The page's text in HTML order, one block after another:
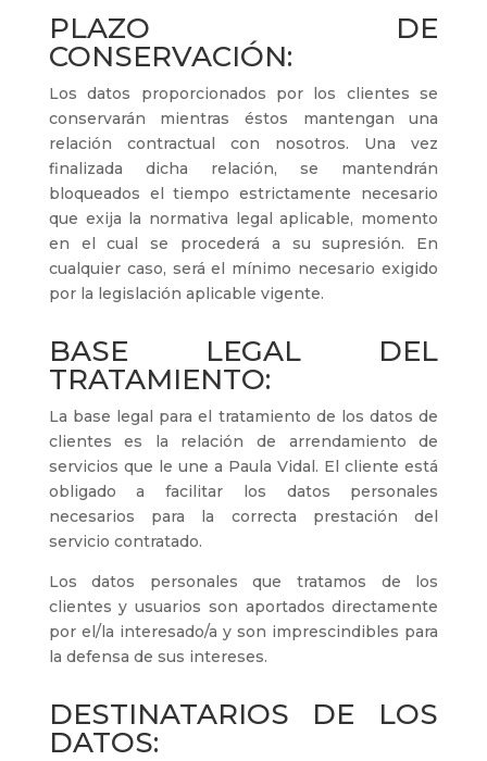
PLAZO DE
CONSERVACIÓN:
Los datos proporcionados por los clientes se
conservarán mientras éstos mantengan una
relación contractual con nosotros. Una vez
finalizada dicha relación, se mantendrán
bloqueados el tiempo estrictamente necesario
que exija la normativa legal aplicable, momento
en el cual se procederá a su supresión. En
cualquier caso, será el mínimo necesario exigido
por la legislación aplicable vigente.
BASE LEGAL DEL
TRATAMIENTO:
La base legal para el tratamiento de los datos de
clientes es la relación de arrendamiento de
servicios que le une a Paula Vidal. El cliente está
obligado a facilitar los datos personales
necesarios para la correcta prestación del
servicio contratado.
Los datos personales que tratamos de los
clientes y usuarios son aportados directamente
por el/la interesado/a y son imprescindibles para
la defensa de sus intereses.
DESTINATARIOS DE LOS
DATOS: